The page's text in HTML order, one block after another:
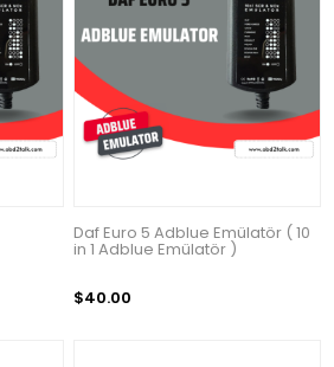
Daf Euro 5 Adblue Emülatör ( 10
in 1 Adblue Emülatör )
$40.00